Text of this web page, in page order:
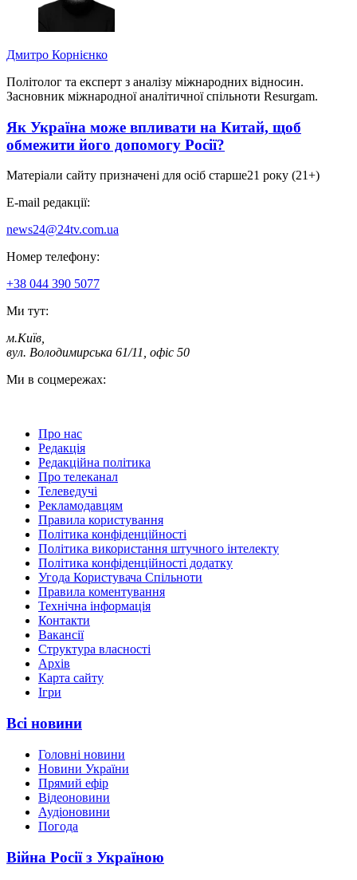
Дмитро Корнієнко
Політолог та експерт з аналізу міжнародних відносин.
Засновник міжнародної аналітичної спільноти Resurgam.
Як Україна може впливати на Китай, щоб
обмежити його допомогу Росії?
Матеріали сайту призначені для осіб старше21 року (21+)
E-mail редакції:
news24@24tv.com.ua
Номер телефону:
+38 044 390 5077
Ми тут:
м.Київ
вул. Володимирська 61/11, офіс 50
Ми в соцмережах:
Про нас
Редакція
Редакційна політика
Про телеканал
Телеведучі
Рекламодавцям
Правила користування
Політика конфіденційності
Політика використання штучного інтелекту
Політика конфіденційності додатку
Угода Користувача Спільноти
Правила коментування
Технічна інформація
Контакти
Вакансії
Структура власності
Архів
Карта сайту
Ігри
Всі новини
Головні новини
Новини України
Прямий ефір
Відеоновини
Аудіоновини
Погода
Війна Росії з Україною